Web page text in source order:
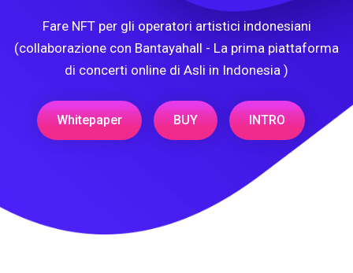
Fare NFT per gli operatori artistici indonesiani
(collaborazione con Bantayahall - La prima piattaforma
di concerti online di Asli in Indonesia )
Whitepaper BUY INTRO